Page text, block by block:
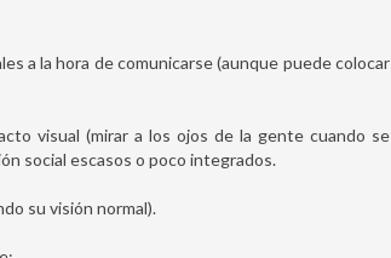
a la hora de comunicarse (aunque puede colocar
visual (mirar a los ojos de la gente cuando se
social escasos o poco integrados.
su visión normal).